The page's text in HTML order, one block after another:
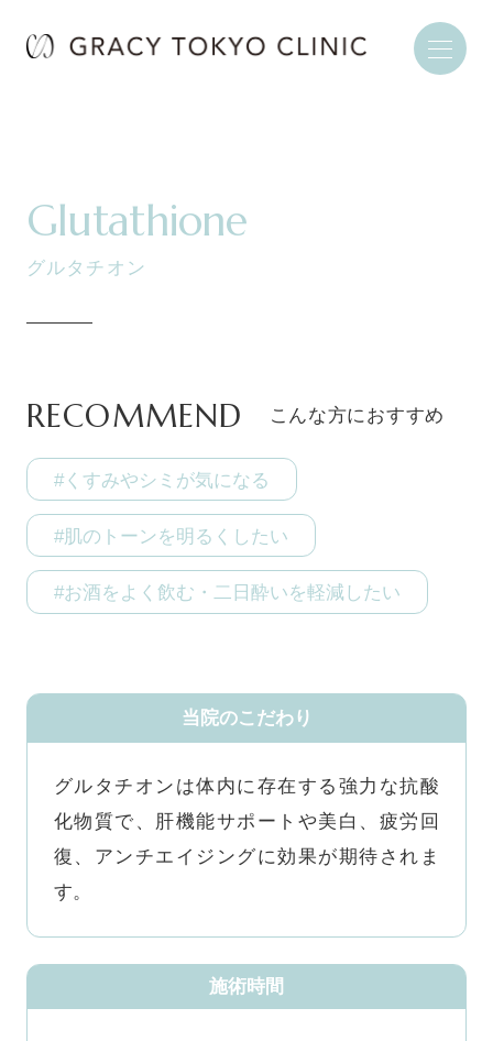
Glutathione
グルタチオン
RECOMMEND こんな方におすすめ
#くすみやシミが気になる
#肌のトーンを明るくしたい
#お酒をよく飲む・二日酔いを軽減したい
当院のこだわり
グルタチオンは体内に存在する強力な抗酸
化物質で、肝機能サポートや美白、疲労回
復、アンチエイジングに効果が期待されま
す。
施術時間